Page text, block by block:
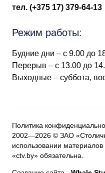
тел. (+375 17) 379-64-13
Режим работы:
Будние дни – с 9.00 до
Перерыв – с 13.00 до
Выходные – суббота,
2002—2026 © ЗАО
использовании
«ctv.by» обязательна.
Политика